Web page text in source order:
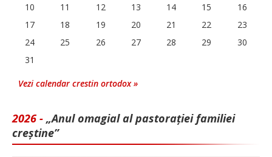
10
11 12 13 14 15
16
17
18 19 20 21 22
23
24
25 26 27 28 29
30
31
Vezi calendar crestin ortodox »
2026 - „Anul omagial al pastorației familiei
creștine”